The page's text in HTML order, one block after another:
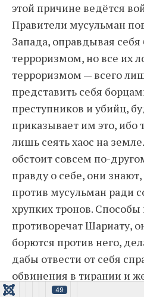
этой причине ведётся
Правители мусульман
Запада, оправдывая себя
терроризмом, но все их
терроризмом — всего
представить себя
преступников и убийц,
приказывает им это, ибо
лишь сеять хаос на
обстоит совсем по-
правду о себе, они
против мусульман ради
хрупких тронов.
противоречат Шариату,
борются против него,
дабы отвести от себя
обвинения в тирании и
они не правят по
49